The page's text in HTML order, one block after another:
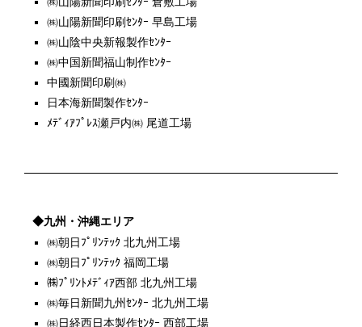
㈱山陽新聞印刷ｾﾝﾀｰ 早島工場
㈱山陰中央新報製作ｾﾝﾀｰ
㈱中国新聞福山制作ｾﾝﾀｰ
中國新聞印刷㈱
日本海新聞製作ｾﾝﾀｰ
ﾒﾃﾞｨｱﾌﾟﾚｽ瀬戸内㈱ 尾道工場
◆九州・沖縄エリア
㈱朝日ﾌﾟﾘﾝﾃｯｸ 北九州工場
㈱朝日ﾌﾟﾘﾝﾃｯｸ 福岡工場
㈱ﾌﾟﾘﾝﾄﾒﾃﾞｨｱ西部 北九州工場
㈱毎日新聞九州ｾﾝﾀｰ 北九州工場
㈱日経西日本製作ｾﾝﾀｰ 西部工場